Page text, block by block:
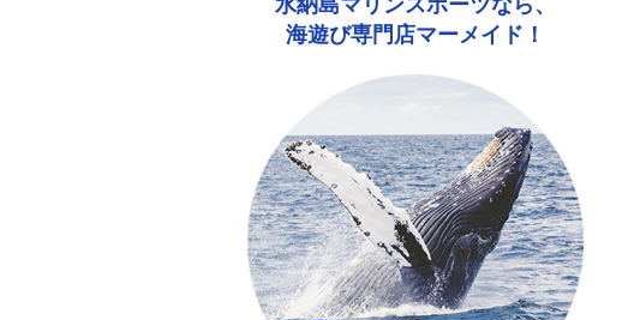
海遊び専門店マーメイド！